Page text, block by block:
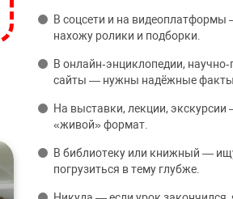
В соцсети и на
нахожу ролики и подборки.
В онлайн‑энциклопедии,
сайты — нужны надёжные факты.
На выставки, лекции,
«живой» формат.
В библиотеку или книжный —
погрузиться в тему глубже.